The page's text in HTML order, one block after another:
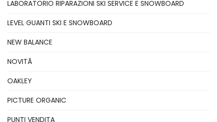
LABORATORIO RIPARAZIONI SKI SERVICE E SNOWBOARD
LEVEL GUANTI SKI E SNOWBOARD
NEW BALANCE
NOVITÃ
OAKLEY
PICTURE ORGANIC
PUNTI VENDITA